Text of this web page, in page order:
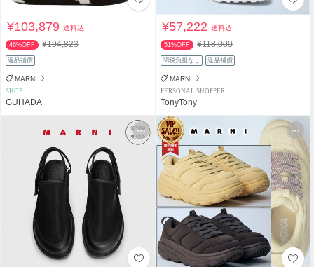
¥103,879送料込
46%OFF ¥194,823
返品補償
MARNI
SHOP
GUHADA
¥57,222送料込
51%OFF ¥118,000
関税負担なし 返品補償
MARNI
PERSONAL SHOPPER
TonyTony